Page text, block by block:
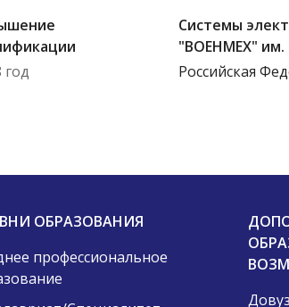
год
Системы
"ВОЕНМЕХ" им.
Российская
ОБРАЗОВАНИЯ
профессиональное